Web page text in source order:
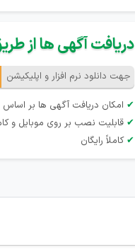
دریافت آگهی ها از
جهت دانلود نرم افزار و اپلیکیشن
✔ امکان دریافت آگهی ها بر
✔ قابلیت نصب بر روی موبایل و
✔ کاملاً رایگان